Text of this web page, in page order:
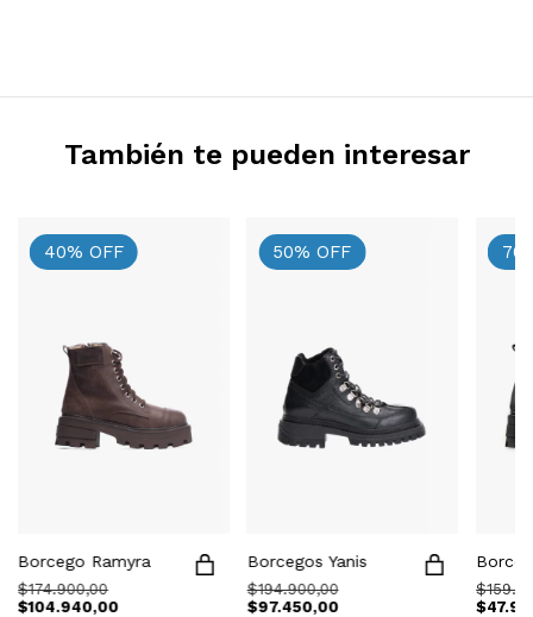
También te pueden interesar
40% OFF
Borcego Ramyra
$174.900,00
$104.940,00
50%OFF
Borcegos Yanis
$194.900,00
$97.450,00
70